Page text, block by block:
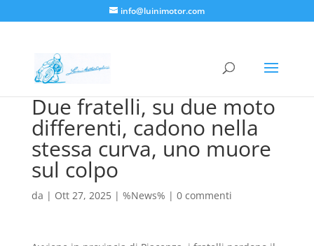
info@luinimotor.com
Due fratelli, su due moto
differenti, cadono nella
stessa curva, uno muore
sul colpo
da | Ott 27, 2025| %News% | 0 commenti